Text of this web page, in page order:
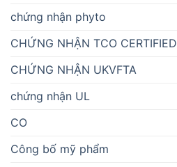
chứng nhận phyto
CHỨNG NHẬN TCO CERTIFIED
CHỨNG NHẬN UKVFTA
chứng nhận UL
CO
Công bố mỹ phẩm